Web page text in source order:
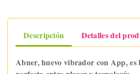
Descripción Detalles del
Abner, huevo vibrador con App, es